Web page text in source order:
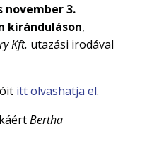
november 3.
kiránduláson,
Kft. utazási irodával
itt olvashatja el.
Bertha